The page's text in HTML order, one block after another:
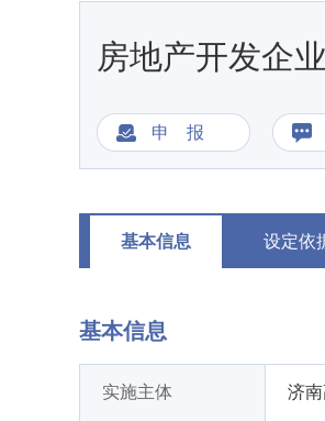
房地产开发企
申 报
基本信息 设定依
基本信息
实施主体 济